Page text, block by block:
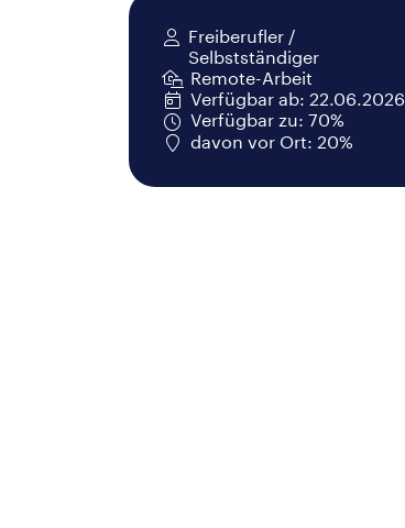
Freiberufler /
Selbstständiger
Remote-Arbeit
Verfügbar ab: 22.06.2026
Verfügbar zu: 70%
davon vor Ort: 20%